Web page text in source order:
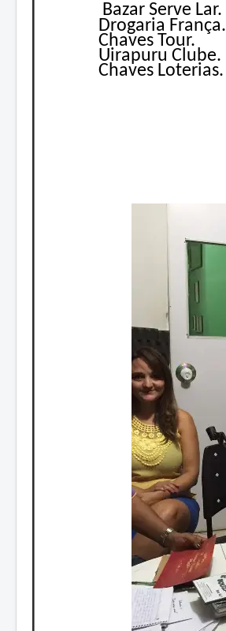
Bazar Serve Lar.
Drogaria França.
Chaves Tour.
Uirapuru Clube.
Chaves Loterias.